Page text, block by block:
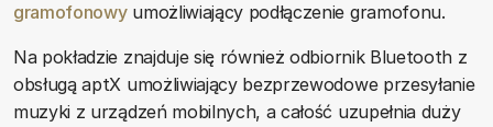
gramofonowyumożliwiający podłączenie gramofonu.
Na pokładzie znajduje się również odbiornik Bluetooth z
obsługą aptX umożliwiający bezprzewodowe przesyłanie
muzyki z urządzeń mobilnych, a całość uzupełnia duży